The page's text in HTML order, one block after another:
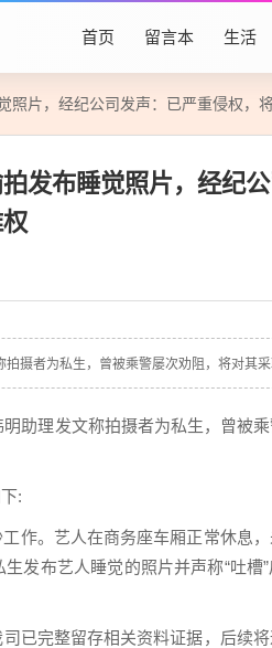
首页 留言本 生活
照片，经纪公司发声：已严重侵权，
发布睡觉照片，经纪
摄者为私生，曾被乘警屡次劝阻，将对其
助理发文称拍摄者为私生，曾被乘
:
作。艺人在商务座车厢正常休息
发布艺人睡觉的照片并声称“吐槽
已完整留存相关资料证据，后续